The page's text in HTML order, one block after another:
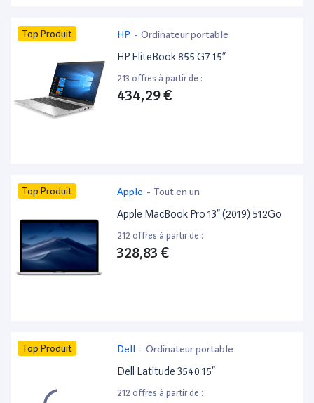
Top Produit HP - Ordinateur portable
HP EliteBook 855 G7 15”
213 offres à partir de :
434,29 €
Top Produit Apple - Tout en un
Apple MacBook Pro 13” (2019) 512Go
212 offres à partir de :
328,83 €
Top Produit Dell - Ordinateur portable
Dell Latitude 3540 15”
212 offres à partir de :